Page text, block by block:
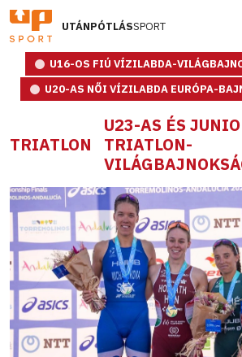
UTÁNPÓTLÁSSPORT
U16-OS FIÚ VÍZILABDA-
U20-AS NŐI VÍZILABDA EURÓPA-
TRIATLON
U23-AS ÉS
TRIATLON-